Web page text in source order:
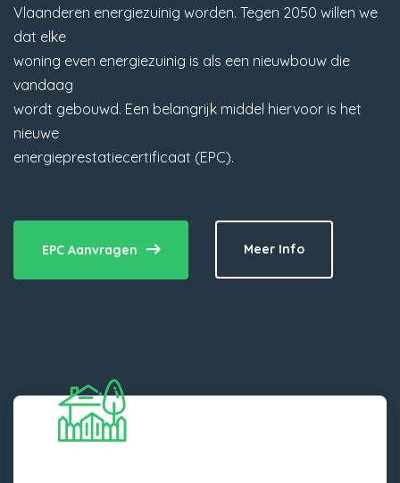
Vlaanderen energiezuinig worden. Tegen 2050 willen we
dat elke
woning even energiezuinig is als een nieuwbouw die
vandaag
wordt gebouwd. Een belangrijk middel hiervoor is het
nieuwe
energieprestatiecertificaat (EPC).
EPC Aanvragen Meer Info